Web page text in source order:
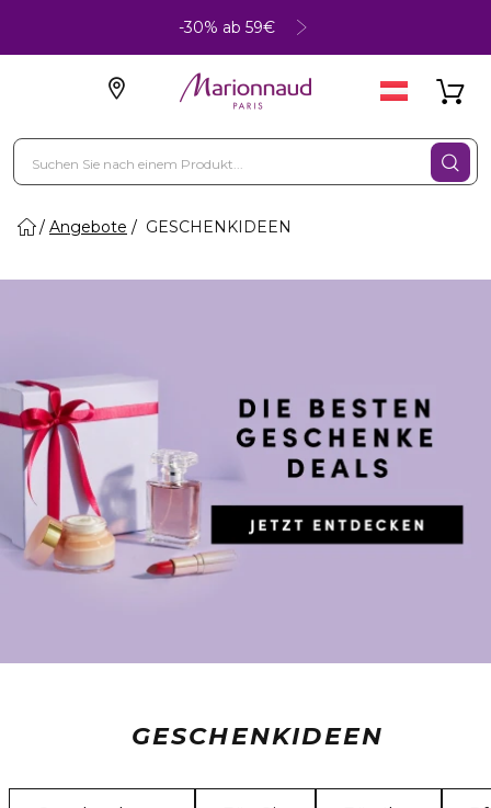
-30% ab 59€
Angebote GESCHENKIDEEN
GESCHENKIDEEN